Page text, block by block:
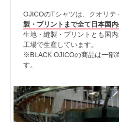
OJICOのTシャツは、クオリテ
製・プリントまで全て日本国
生地・縫製・プリントとも国
工場で生産しています。
※BLACK OJICOの商品は一部
す。